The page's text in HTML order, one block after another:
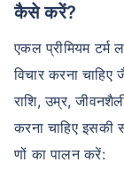
कैसे करें?
एकल प्रीमियम टर्म
विचार करना
राशि, उम्र,
करना चाहिए इसकी
णों का पालन करें: